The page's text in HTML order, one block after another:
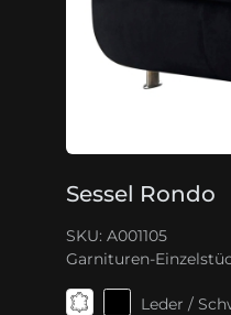
Sessel Rondo
SKU: A001105
Garnituren-
Leder /